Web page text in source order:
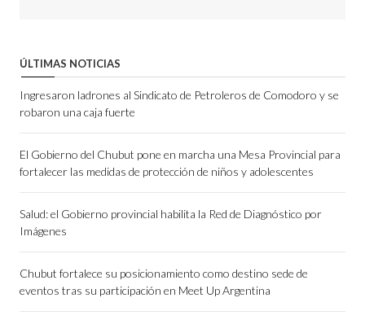
ÚLTIMAS NOTICIAS
Ingresaron ladrones al Sindicato de Petroleros de Comodoro y se
robaron una caja fuerte
El Gobierno del Chubut pone en marcha una Mesa Provincial para
fortalecer las medidas de protección de niños y adolescentes
Salud: el Gobierno provincial habilita la Red de Diagnóstico por
Imágenes
Chubut fortalece su posicionamiento como destino sede de
eventos tras su participación en Meet Up Argentina